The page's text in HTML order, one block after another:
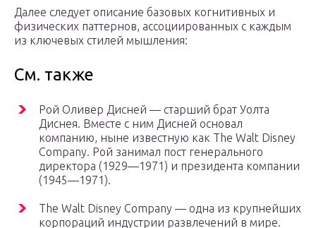
Далее следует описание базовых когнитивных и
физических паттернов, ассоциированных с каждым
из ключевых стилей мышления:
См. также
Рой Оливер Дисней — старший брат Уолта
Диснея. Вместе с ним Дисней основал
компанию, ныне известную как The Walt Disney
Company. Рой занимал пост генерального
директора (1929—1971) и президента компании
(1945—1971).
The Walt Disney Company — одна из крупнейших
корпораций индустрии развлечений в мире.